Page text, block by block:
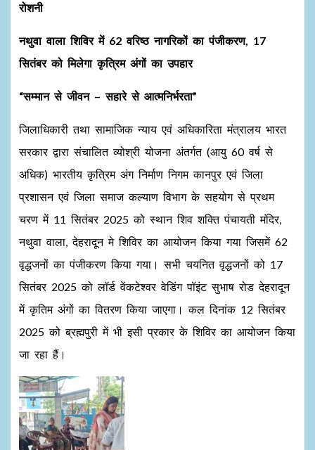
रोशनी
नथुवा वाला शिविर में 62 वरिष्ठ नागरिकों का पंजीकरण, 17
सितंबर को मिलेगा कृत्रिम अंगों का उपहार
“सम्मान से जीवन – सहारे से आत्मनिर्भरता”
जिलाधिकारी तथा सामाजिक न्याय एवं अधिकारिता मंत्रालय भारत
सरकार द्वारा संचालित व्योश्री योजना अंतर्गत (आयु 60 वर्ष से
अधिक) भारतीय कृत्रिम अंग निर्माण निगम कानपुर एवं जिला
प्रशासन एवं जिला समाज कल्याण विभाग के सहयोग से प्रथम
चरण में 11 सितंबर 2025 को स्थान शिव शक्ति पंचायती मंदिर,
नथुवा वाला, देहरादून मे शिविर का आयोजन किया गया जिसमें 62
वृद्धजनों का पंजीकरण किया गया। सभी चयनित वृद्धजनों को 17
सितंबर 2025 को लॉर्ड वेंकटेश्वर वेडिंग पॉइंट सुभाष रोड देहरादून
में कृतिम अंगों का वितरण किया जाएगा। कल दिनांक 12 सितंबर
2025 को ब्रह्मपुरी में भी इसी प्रकार के शिविर का आयोजन किया
जा रहा हैं।